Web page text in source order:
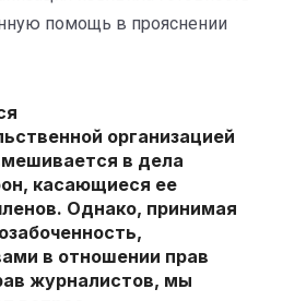
помощь в прояснении
организацией
в дела
касающиеся ее
Однако, принимая
в отношении прав
журналистов, мы